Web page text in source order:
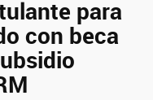
para
con beca